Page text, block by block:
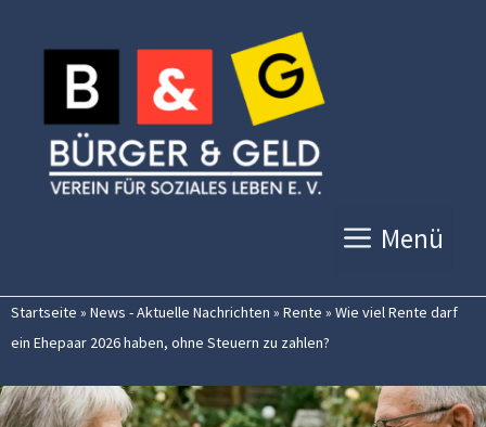
Inhalt
springen
Menü
Startseite » News - Aktuelle Nachrichten » Rente » Wie viel Rente darf
ein Ehepaar 2026 haben, ohne Steuern zu zahlen?